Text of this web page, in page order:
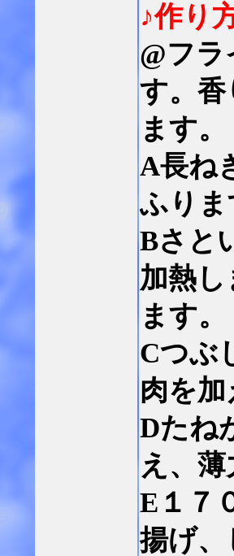
♪作り
@フ
す。
ます。
A長ね
ふりま
Bさと
加熱
ます。
Cつぶ
肉を
Dたね
え、
E１７
揚げ